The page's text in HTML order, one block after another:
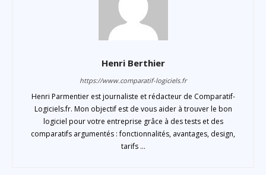
Henri Berthier
https://www.comparatif-logiciels.fr
Henri Parmentier est journaliste et rédacteur de Comparatif-
Logiciels.fr. Mon objectif est de vous aider à trouver le bon
logiciel pour votre entreprise grâce à des tests et des
comparatifs argumentés : fonctionnalités, avantages, design,
tarifs ...